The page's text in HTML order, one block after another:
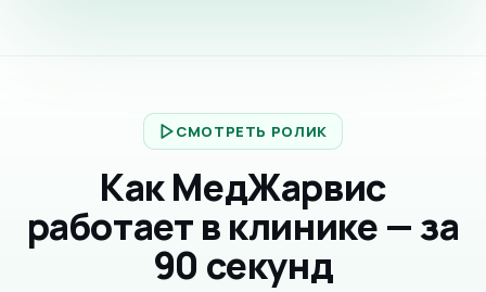
СМОТРЕТЬ РОЛИК
Как МедЖарвис
работает в клинике — за
90 секунд